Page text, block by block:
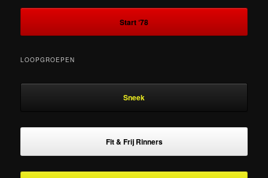
Start ‘78
LOOPGROEPEN
Sneek
Fit & Frij Rinners